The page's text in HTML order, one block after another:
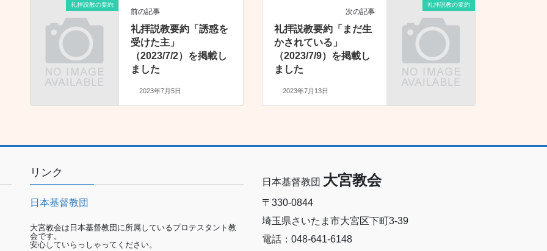
礼拝説教の要約
前の記事
礼拝説教要約「誘惑を
受けた主」
（2023/7/2）を掲載し
ました
2023年7月5日
礼拝説教の要約
次の記事
礼拝説教要約「まだ生
かされている」
（2023/7/9）を掲載し
ました
2023年7月13日
リンク
日本基督教団
大宮教会は日本基督教団に所属しているプロテスタント教
会です。
安心していらっしゃってください。
日本基督教団 大宮教会
〒330-0844
埼玉県さいたま市大宮区下町3-39
電話：048-641-6148